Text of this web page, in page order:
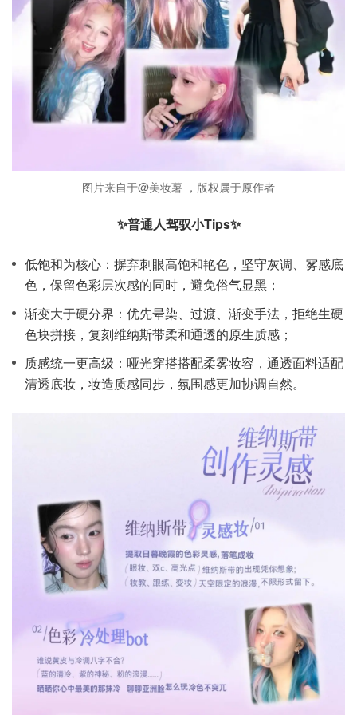
图片来自于@美妆薯 ，版权属于原作者
✨普通人驾驭小Tips✨
低饱和为核心：摒弃刺眼高饱和艳色，坚守灰调、雾感底
色，保留色彩层次感的同时，避免俗气显黑；
渐变大于硬分界：优先晕染、过渡、渐变手法，拒绝生硬
色块拼接，复刻维纳斯带柔和通透的原生质感；
质感统一更高级：哑光穿搭搭配柔雾妆容，通透面料适配
清透底妆，妆造质感同步，氛围感更加协调自然。